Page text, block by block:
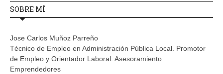
SOBRE MÍ
Jose Carlos Muñoz Parreño
Técnico de Empleo en Administración Pública Local. Promotor
de Empleo y Orientador Laboral. Asesoramiento
Emprendedores